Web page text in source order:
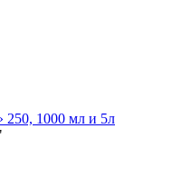
250, 1000 мл и 5л